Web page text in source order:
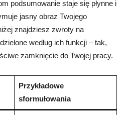
podsumowanie staje się płynne i
jasny obraz Twojego
znajdziesz zwroty na
według ich funkcji – tak,
zamknięcie do Twojej pracy.
Przykładowe
sformułowania